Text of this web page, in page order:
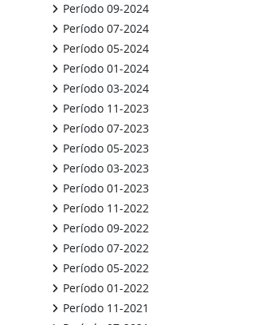
Período 09-2024
Período 07-2024
Período 05-2024
Período 01-2024
Período 03-2024
Período 11-2023
Período 07-2023
Período 05-2023
Período 03-2023
Período 01-2023
Período 11-2022
Período 09-2022
Período 07-2022
Período 05-2022
Período 01-2022
Período 11-2021